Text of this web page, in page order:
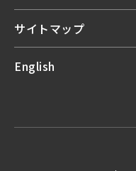
サイトマップ
English